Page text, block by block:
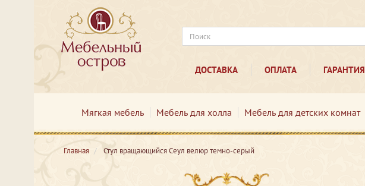
ДОСТАВКА ОПЛАТА ГАРАНТИЯ
Мягкая мебель Мебель для холла Мебель для детских комнат
Главная Стул вращающийся Сеул велюр темно-серый